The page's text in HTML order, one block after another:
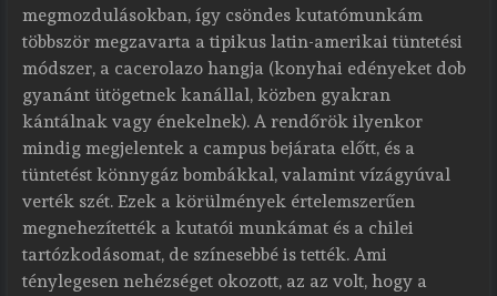
megmozdulásokban, így csöndes kutatómunkám
többször megzavarta a tipikus latin-amerikai tüntetési
módszer, a cacerolazo hangja (konyhai edényeket dob
gyanánt ütögetnek kanállal, közben gyakran
kántálnak vagy énekelnek). A rendőrök ilyenkor
mindig megjelentek a campus bejárata előtt, és a
tüntetést könnygáz bombákkal, valamint vízágyúval
verték szét. Ezek a körülmények értelemszerűen
megnehezítették a kutatói munkámat és a chilei
tartózkodásomat, de színesebbé is tették. Ami
ténylegesen nehézséget okozott, az az volt, hogy a